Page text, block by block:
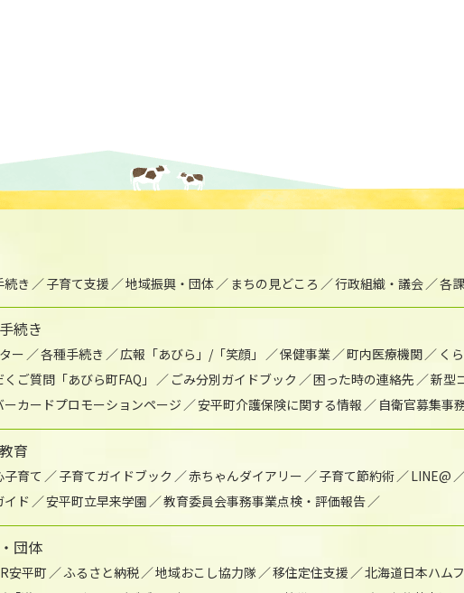
続き 子育て支援 地域振興・団体 まちの見どころ 行政組織・議会 各
続き
ー 各種手続き 広報「あびら」/「笑顔」 保健事業 町内医療機関 く
ご質問「あびら町FAQ」
ごみ分別ガイドブック 困った時の連絡先
新型
ーカードプロモーションページ
安平町介護保険に関する情報 自衛官募集事
育
育て 子育てガイドブック 赤ちゃんダイアリー 子育て節約術 LINE@
ド
安平町立早来学園 教育委員会事務事業点検・評価報告
団体
安平町 ふるさと納税 地域おこし協力隊 移住定住支援 北海道日本ハム